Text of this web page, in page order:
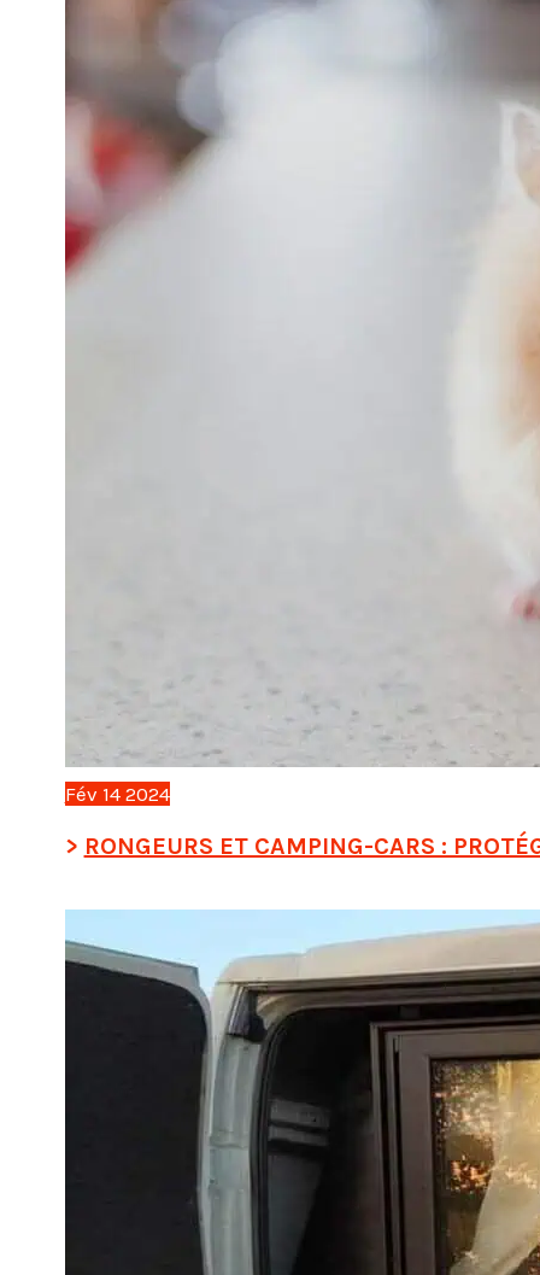
Fév 14 2024
RONGEURS ET CAMPING-CARS :